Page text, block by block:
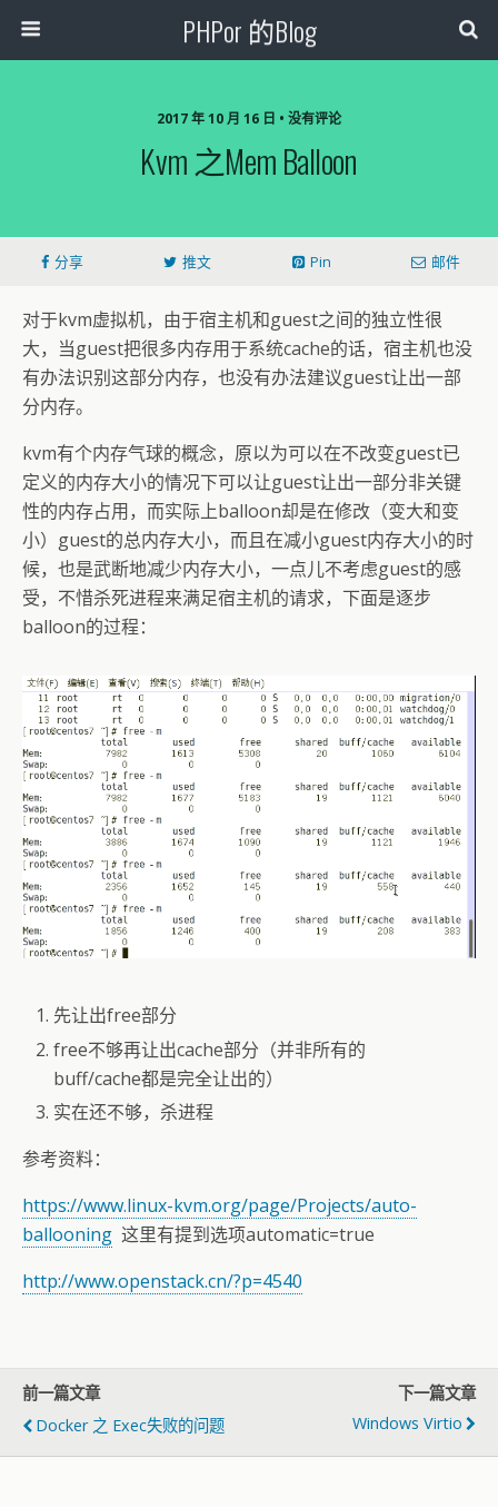
PHPor 的Blog
2017 年 10 月 16 日 • 没有评论
Kvm 之mem Balloon
分享 推文 Pin 邮件
对于kvm虚拟机，由于宿主机和guest之间的独立性很
大，当guest把很多内存用于系统cache的话，宿主机也没
有办法识别这部分内存，也没有办法建议guest让出一部
分内存。
kvm有个内存气球的概念，原以为可以在不改变guest已
定义的内存大小的情况下可以让guest让出一部分非关键
性的内存占用，而实际上balloon却是在修改（变大和变
小）guest的总内存大小，而且在减小guest内存大小的时
候，也是武断地减少内存大小，一点儿不考虑guest的感
受，不惜杀死进程来满足宿主机的请求，下面是逐步
balloon的过程：
先让出free部分
free不够再让出cache部分（并非所有的
buff/cache都是完全让出的）
实在还不够，杀进程
参考资料：
https://www.linux-kvm.org/page/Projects/auto-
ballooning 这里有提到选项automatic=true
http://www.openstack.cn/?p=4540
前一篇文章
Docker 之 Exec失败的问题
下一篇文章
Windows Virtio